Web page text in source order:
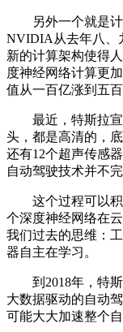
另外一个就是计
NVIDIA从去年八、
新的计算架构使得
度神经网络计算更
值从一百亿涨到五百
最近，特斯拉宣
头，都是高清的，
还有12个超声传感
自动驾驶技术并不完
这个过程可以积
个深度神经网络在
我们过去的思维：
器自主在学习。
到2018年，特斯
大数据驱动的自动
可能大大加速整个